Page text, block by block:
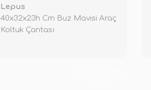
Lepus
40x32x23h Cm Buz Mavisi Araç
Koltuk Çantası